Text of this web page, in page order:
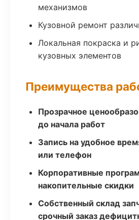
механизмов
Кузовной ремонт
Локальная покраска и
кузовных элементов
Преимущества
Прозрачное
до начала работ
Запись на удобное
или телефон
Корпоративные
накопительные скидки
Собственный склад
срочный заказ